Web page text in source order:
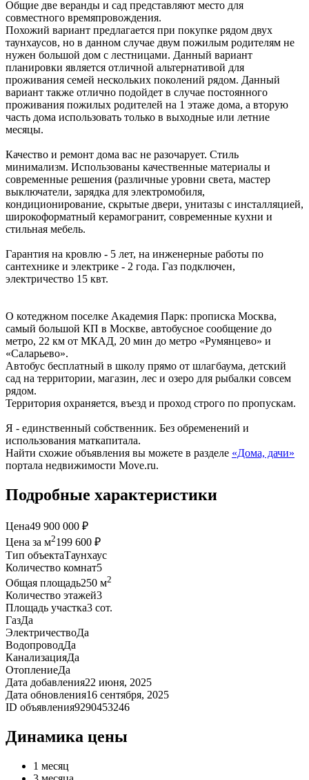
Общие две веранды и сад представляют место для
совместного времяпровождения.
Похожий вариант предлагается при покупке рядом двух
таунхаусов, но в данном случае двум пожилым родителям не
нужен большой дом с лестницами. Данный вариант
планировки является отличной альтернативой для
проживания семей нескольких поколений рядом. Данный
вариант также отлично подойдет в случае постоянного
проживания пожилых родителей на 1 этаже дома, а вторую
часть дома использовать только в выходные или летние
месяцы.
Качество и ремонт дома вас не разочарует. Стиль
минимализм. Использованы качественные материалы и
современные решения (различные уровни света, мастер
выключатели, зарядка для электромобиля,
кондиционирование, скрытые двери, унитазы с инсталляцией,
широкоформатный керамогранит, современные кухни и
стильная мебель.
Гарантия на кровлю - 5 лет, на инженерные работы по
сантехнике и электрике - 2 года. Газ подключен,
электричество 15 квт.
О котеджном поселке Академия Парк: прописка Москва,
самый большой КП в Москве, автобусное сообщение до
метро, 22 км от МКАД, 20 мин до метро «Румянцево» и
«Саларьево».
Автобус бесплатный в школу прямо от шлагбаума, детский
сад на территории, магазин, лес и озеро для рыбалки совсем
рядом.
Территория охраняется, въезд и проход строго по пропускам.
Я - единственный собственник. Без обременений и
использования маткапитала.
Найти схожие объявления вы можете в разделе «Дома, дачи»
портала недвижимости Move.ru.
Подробные характеристики
Цена49 900 000 ₽
Цена за м2199 600 ₽
Тип объектаТаунхаус
Количество комнат5
Общая площадь250 м2
Количество этажей3
Площадь участка3 сот.
ГазДа
ЭлектричествоДа
ВодопроводДа
КанализацияДа
ОтоплениеДа
Дата добавления22 июня, 2025
Дата обновления16 сентября, 2025
ID объявления9290453246
Динамика цены
1 месяц